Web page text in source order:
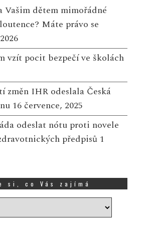
dětem mimořádné
Máte právo se
vzít pocit bezpečí ve školách
změn IHR odeslala Česká
16 července, 2025
odeslat nótu proti novele
předpisů 1
si, co Vás zajímá